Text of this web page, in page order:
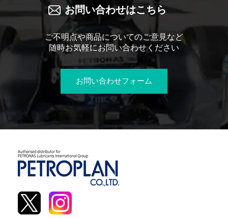
お問い合わせはこちら
ご不明点や商品についてのご意見など
随時お気軽にお問い合わせください
お問い合わせフォーム